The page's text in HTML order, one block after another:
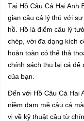
Tại Hồ Câu Cá Hai Anh
gian câu cá lý thú với
hồ. Hồ là điểm câu lý
chép, với đa dạng kích
hoàn toàn có thể thả
chính sách thu lại cá để
của bạn.
Đến với Hồ Câu Cá Hai
niềm đam mê câu cá
vị về kỹ thuật câu từ